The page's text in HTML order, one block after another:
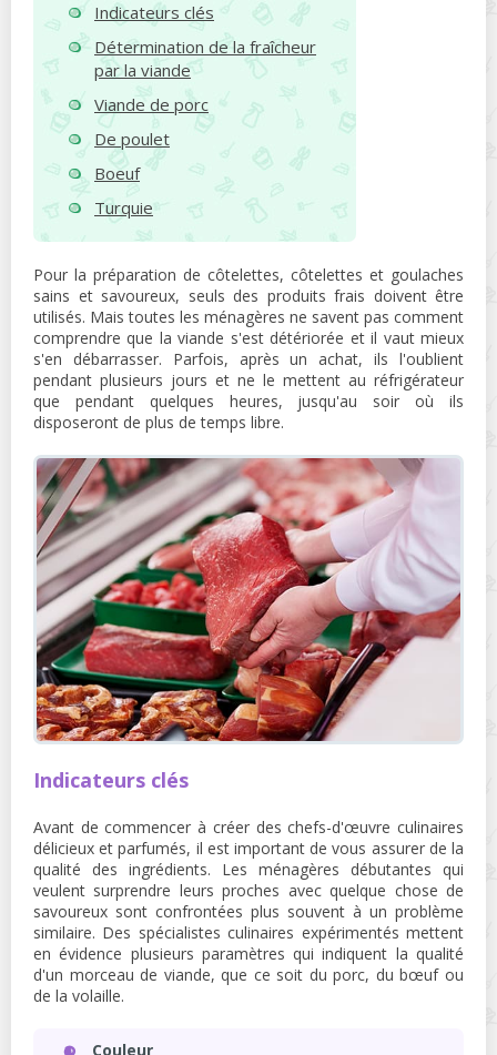
Indicateurs clés
Détermination de la fraîcheur
par la viande
Viande de porc
De poulet
Boeuf
Turquie
Pour la préparation de côtelettes, côtelettes et goulaches
sains et savoureux, seuls des produits frais doivent être
utilisés. Mais toutes les ménagères ne savent pas comment
comprendre que la viande s'est détériorée et il vaut mieux
s'en débarrasser. Parfois, après un achat, ils l'oublient
pendant plusieurs jours et ne le mettent au réfrigérateur
que pendant quelques heures, jusqu'au soir où ils
disposeront de plus de temps libre.
Indicateurs clés
Avant de commencer à créer des chefs-d'œuvre culinaires
délicieux et parfumés, il est important de vous assurer de la
qualité des ingrédients. Les ménagères débutantes qui
veulent surprendre leurs proches avec quelque chose de
savoureux sont confrontées plus souvent à un problème
similaire. Des spécialistes culinaires expérimentés mettent
en évidence plusieurs paramètres qui indiquent la qualité
d'un morceau de viande, que ce soit du porc, du bœuf ou
de la volaille.
Couleur